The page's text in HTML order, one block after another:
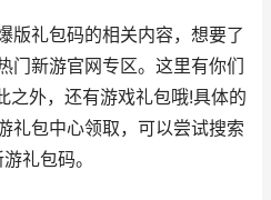
礼包码的相关内容，想要了
门新游官网专区。这里有你们
之外，还有游戏礼包哦!具体的
礼包中心领取，可以尝试搜索
礼包码。